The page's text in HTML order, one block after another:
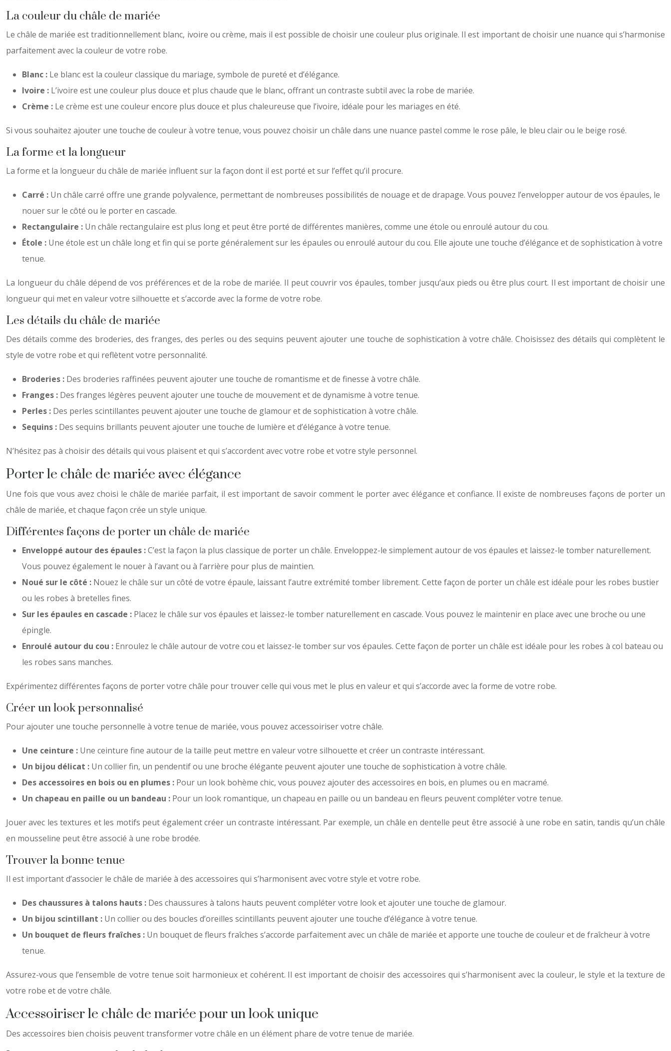
La couleur du châle de mariée
Le châle de mariée est traditionnellement blanc, ivoire ou crème, mais il est possible de choisir une couleur plus originale. Il est important de choisir une nuance qui s’harmonise
parfaitement avec la couleur de votre robe.
Blanc : Le blanc est la couleur classique du mariage, symbole de pureté et d’élégance.
Ivoire : L’ivoire est une couleur plus douce et plus chaude que le blanc, offrant un contraste subtil avec la robe de mariée.
Crème : Le crème est une couleur encore plus douce et plus chaleureuse que l’ivoire, idéale pour les mariages en été.
Si vous souhaitez ajouter une touche de couleur à votre tenue, vous pouvez choisir un châle dans une nuance pastel comme le rose pâle, le bleu clair ou le beige rosé.
La forme et la longueur
La forme et la longueur du châle de mariée influent sur la façon dont il est porté et sur l’effet qu’il procure.
Carré : Un châle carré offre une grande polyvalence, permettant de nombreuses possibilités de nouage et de drapage. Vous pouvez l’envelopper autour de vos épaules, le
nouer sur le côté ou le porter en cascade.
Rectangulaire : Un châle rectangulaire est plus long et peut être porté de différentes manières, comme une étole ou enroulé autour du cou.
Étole : Une étole est un châle long et fin qui se porte généralement sur les épaules ou enroulé autour du cou. Elle ajoute une touche d’élégance et de sophistication à votre
tenue.
La longueur du châle dépend de vos préférences et de la robe de mariée. Il peut couvrir vos épaules, tomber jusqu’aux pieds ou être plus court. Il est important de choisir une
longueur qui met en valeur votre silhouette et s’accorde avec la forme de votre robe.
Les détails du châle de mariée
Des détails comme des broderies, des franges, des perles ou des sequins peuvent ajouter une touche de sophistication à votre châle. Choisissez des détails qui complètent le
style de votre robe et qui reflètent votre personnalité.
Broderies : Des broderies raffinées peuvent ajouter une touche de romantisme et de finesse à votre châle.
Franges : Des franges légères peuvent ajouter une touche de mouvement et de dynamisme à votre tenue.
Perles : Des perles scintillantes peuvent ajouter une touche de glamour et de sophistication à votre châle.
Sequins : Des sequins brillants peuvent ajouter une touche de lumière et d’élégance à votre tenue.
N’hésitez pas à choisir des détails qui vous plaisent et qui s’accordent avec votre robe et votre style personnel.
Porter le châle de mariée avec élégance
Une fois que vous avez choisi le châle de mariée parfait, il est important de savoir comment le porter avec élégance et confiance. Il existe de nombreuses façons de porter un
châle de mariée, et chaque façon crée un style unique.
Différentes façons de porter un châle de mariée
Enveloppé autour des épaules :C’est la façon la plus classique de porter un châle. Enveloppez-le simplement autour de vos épaules et laissez-le tomber naturellement.
Vous pouvez également le nouer à l’avant ou à l’arrière pour plus de maintien.
Noué sur le côté : Nouez le châle sur un côté de votre épaule, laissant l’autre extrémité tomber librement. Cette façon de porter un châle est idéale pour les robes bustier
ou les robes à bretelles fines.
Sur les épaules en cascade : Placez le châle sur vos épaules et laissez-le tomber naturellement en cascade. Vous pouvez le maintenir en place avec une broche ou une
épingle.
Enroulé autour du cou : Enroulez le châle autour de votre cou et laissez-le tomber sur vos épaules. Cette façon de porter un châle est idéale pour les robes à col bateau ou
les robes sans manches.
Expérimentez différentes façons de porter votre châle pour trouver celle qui vous met le plus en valeur et qui s’accorde avec la forme de votre robe.
Créer un look personnalisé
Pour ajouter une touche personnelle à votre tenue de mariée, vous pouvez accessoiriser votre châle.
Une ceinture : Une ceinture fine autour de la taille peut mettre en valeur votre silhouette et créer un contraste intéressant.
Un bijou délicat : Un collier fin, un pendentif ou une broche élégante peuvent ajouter une touche de sophistication à votre châle.
Des accessoires en bois ou en plumes : Pour un look bohème chic, vous pouvez ajouter des accessoires en bois, en plumes ou en macramé.
Un chapeau en paille ou un bandeau : Pour un look romantique, un chapeau en paille ou un bandeau en fleurs peuvent compléter votre tenue.
Jouer avec les textures et les motifs peut également créer un contraste intéressant. Par exemple, un châle en dentelle peut être associé à une robe en satin, tandis qu’un châle
en mousseline peut être associé à une robe brodée.
Trouver la bonne tenue
Il est important d’associer le châle de mariée à des accessoires qui s’harmonisent avec votre style et votre robe.
Des chaussures à talons hauts : Des chaussures à talons hauts peuvent compléter votre look et ajouter une touche de glamour.
Un bijou scintillant : Un collier ou des boucles d’oreilles scintillants peuvent ajouter une touche d’élégance à votre tenue.
Un bouquet de fleurs fraîches : Un bouquet de fleurs fraîches s’accorde parfaitement avec un châle de mariée et apporte une touche de couleur et de fraîcheur à votre
tenue.
Assurez-vous que l’ensemble de votre tenue soit harmonieux et cohérent. Il est important de choisir des accessoires qui s’harmonisent avec la couleur, le style et la texture de
votre robe et de votre châle.
Accessoiriser le châle de mariée pour un look unique
Des accessoires bien choisis peuvent transformer votre châle en un élément phare de votre tenue de mariée.